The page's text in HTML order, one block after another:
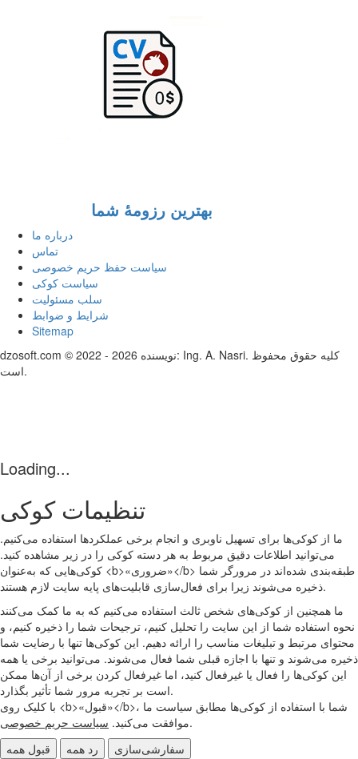
بهترین رزومهٔ شما
درباره ما
تماس
سیاست حفظ حریم خصوصی
سیاست کوکی
سلب مسئولیت
شرایط و ضوابط
Sitemap
dzosoft.com © 2022 - 2026 نویسنده: Ing. A. Nasri. کلیه حقوق محفوظ
است.
Loading...
تنظیمات کوکی
ما از کوکی‌ها برای تسهیل ناوبری و انجام برخی عملکردها استفاده می‌کنیم.
می‌توانید اطلاعات دقیق مربوط به هر دسته کوکی را در زیر مشاهده کنید.
کوکی‌هایی که به‌عنوان <b>«ضروری»</b> طبقه‌بندی شده‌اند در مرورگر شما
ذخیره می‌شوند زیرا برای فعال‌سازی قابلیت‌های پایه سایت لازم هستند.
ما همچنین از کوکی‌های شخص ثالث استفاده می‌کنیم که به ما کمک می‌کنند
نحوه استفاده شما از این سایت را تحلیل کنیم، ترجیحات شما را ذخیره کنیم، و
محتوای مرتبط و تبلیغات مناسب را ارائه دهیم. این کوکی‌ها تنها با رضایت شما
ذخیره می‌شوند و تنها با اجازه قبلی شما فعال می‌شوند. می‌توانید برخی یا همه
این کوکی‌ها را فعال یا غیرفعال کنید، اما غیرفعال کردن برخی از آن‌ها ممکن
است بر تجربه مرور شما تأثیر بگذارد.
با کلیک روی <b>«قبول»</b>، شما با استفاده از کوکی‌ها مطابق سیاست ما
موافقت می‌کنید. سیاست حریم خصوصی
.
قبول همه
رد همه سفارشی‌سازی